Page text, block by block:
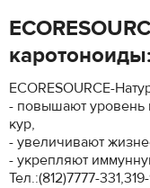
ECORESOURCE-
- повышают уровень
кур,
- увеличивают
- укрепляют
Тел.:(812)7777-